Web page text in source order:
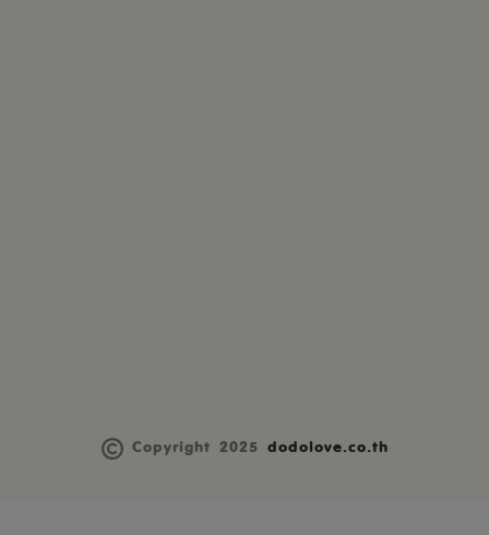
Copyright 2025 dodolove.co.th